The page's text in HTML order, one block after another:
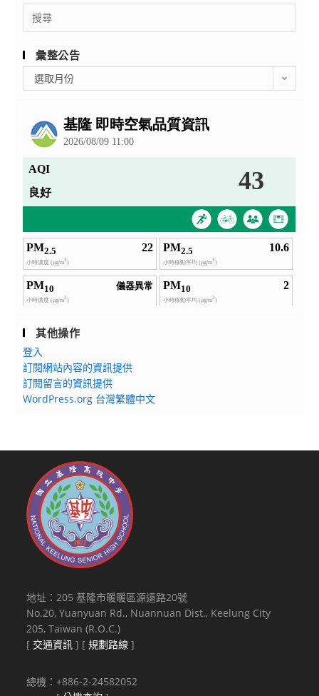
Search
for:
彙整公告
整
選取月份
其他操作
登入
訂閱網站內容的資訊提供
訂閱留言的資訊提供
WordPress.org 台灣繁體中文
地址：205 基隆市暖暖區源遠路20號
No.20, Yuanyuan Rd., Nuannuan Dist., Keelung City
205, Taiwan (R.O.C.)
[ 交通資訊 ] [規劃路線 ]
總機：+886-2-24582052